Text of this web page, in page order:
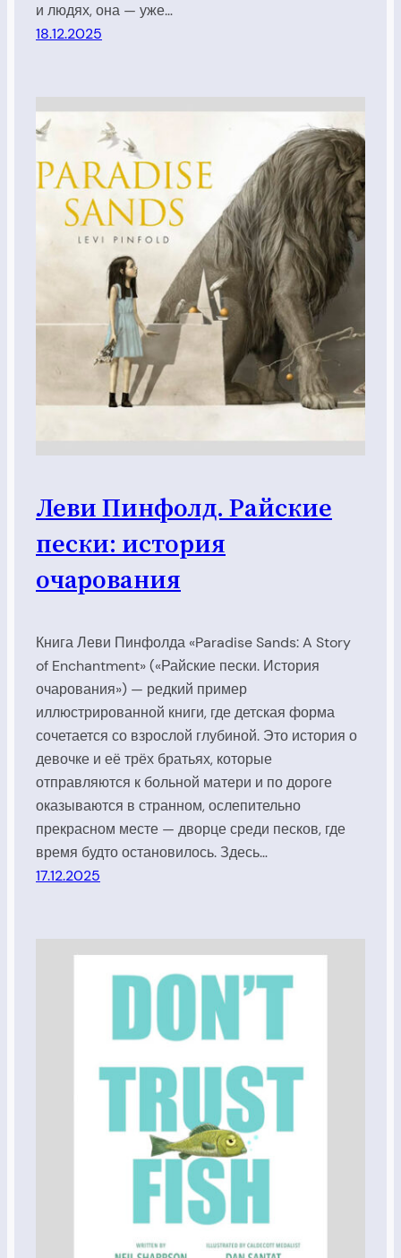
и людях, она — уже…
18.12.2025
Леви Пинфолд. Райские
пески: история
очарования
Книга Леви Пинфолда «Paradise Sands: A Story
of Enchantment» («Райские пески. История
очарования») — редкий пример
иллюстрированной книги, где детская форма
сочетается со взрослой глубиной. Это история о
девочке и её трёх братьях, которые
отправляются к больной матери и по дороге
оказываются в странном, ослепительно
прекрасном месте — дворце среди песков, где
время будто остановилось. Здесь…
17.12.2025